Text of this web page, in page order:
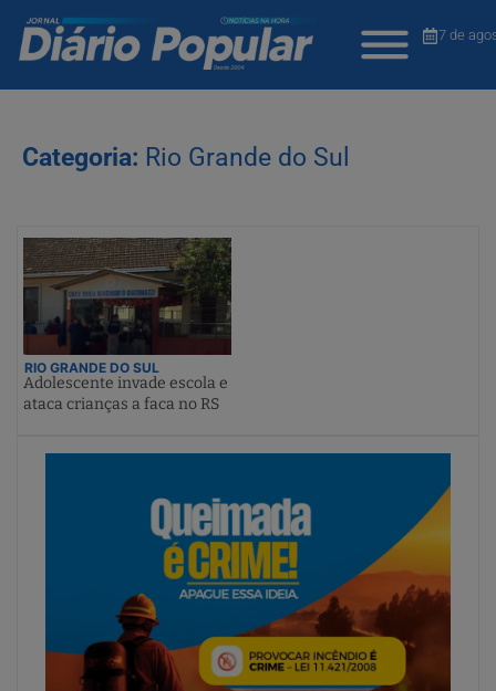
7 de
Categoria: Rio Grande do Sul
RIO GRANDE DO SUL
Adolescente invade escola e
ataca crianças a faca no RS